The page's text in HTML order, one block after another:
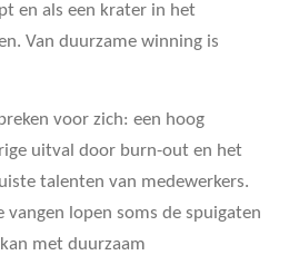
en als een krater in het
Van duurzame winning is
voor zich: een hoog
uitval door burn-out en het
talenten van medewerkers.
vangen lopen soms de spuigaten
met duurzaam